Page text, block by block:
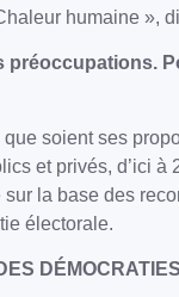
humaine »,
soient ses
et privés, d’ici
la base des
électorale.